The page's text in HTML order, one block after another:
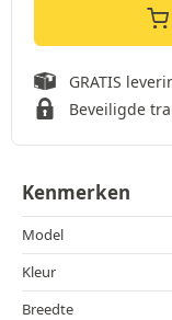
GRATIS
Beveiligde
Kenmerken
Model
Kleur
Breedte